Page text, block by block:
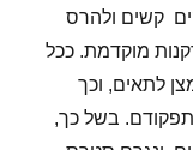
קשים ולהרס
מוקדמת. ככל
לתאים, וכך
בשל כך,